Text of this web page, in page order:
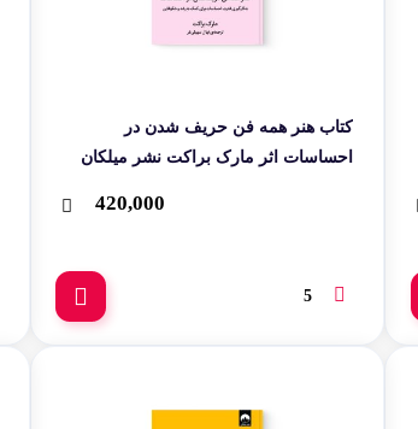
کتاب هنر همه فن حریف شدن در
احساسات اثر مارک براکت نشر میلکان
420,000
5